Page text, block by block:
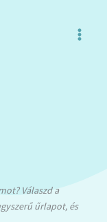
Válaszd a
űrlapot, és